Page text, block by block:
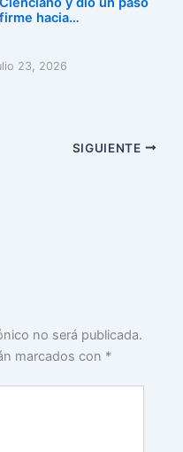
firme hacia…
23, 2026
SIGUIENTE
no será publicada.
marcados con *